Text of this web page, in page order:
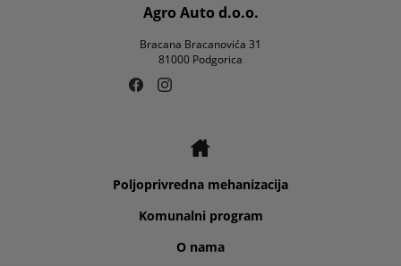
Agro Auto d.o.o.
Bracana Bracanovića 31
81000 Podgorica
Poljoprivredna mehanizacija
Komunalni program
O nama